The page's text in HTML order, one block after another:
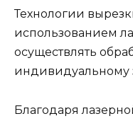
Технологии
использованием
осуществлять
индивидуальному
Благодаря